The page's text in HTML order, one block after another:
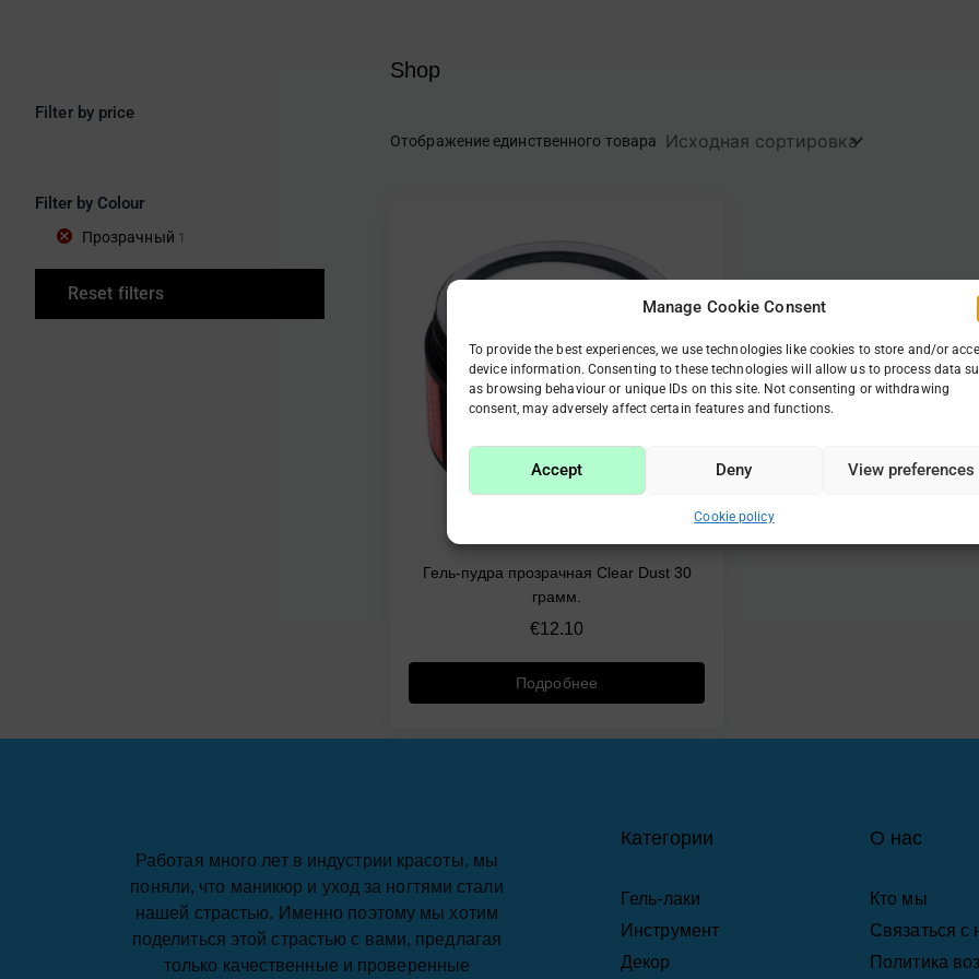
Manage Cookie Consent
To provide the best experiences, we use technologies like cookies to store and/or
device information. Consenting to these technologies will allow us to process data
as browsing behaviour or unique IDs on this site. Not consenting or withdrawing
consent, may adversely affect certain features and functions.
Accept Deny View preferences
Cookie policy
Filter by price
Filter by Colour
Прозрачный 1
Reset filters
Shop
Отображение единственного товара
Гель-пудра прозрачная Clear Dust 30
грамм.
€12.10
Подробнее
Работая много лет в индустрии красоты, мы
поняли, что маникюр и уход за ногтями стали
нашей страстью. Именно поэтому мы хотим
поделиться этой страстью с вами, предлагая
только качественные и проверенные
Категории
Гель-лаки
Инструмент
Декор
О нас
Кто мы
Связаться с
Политика